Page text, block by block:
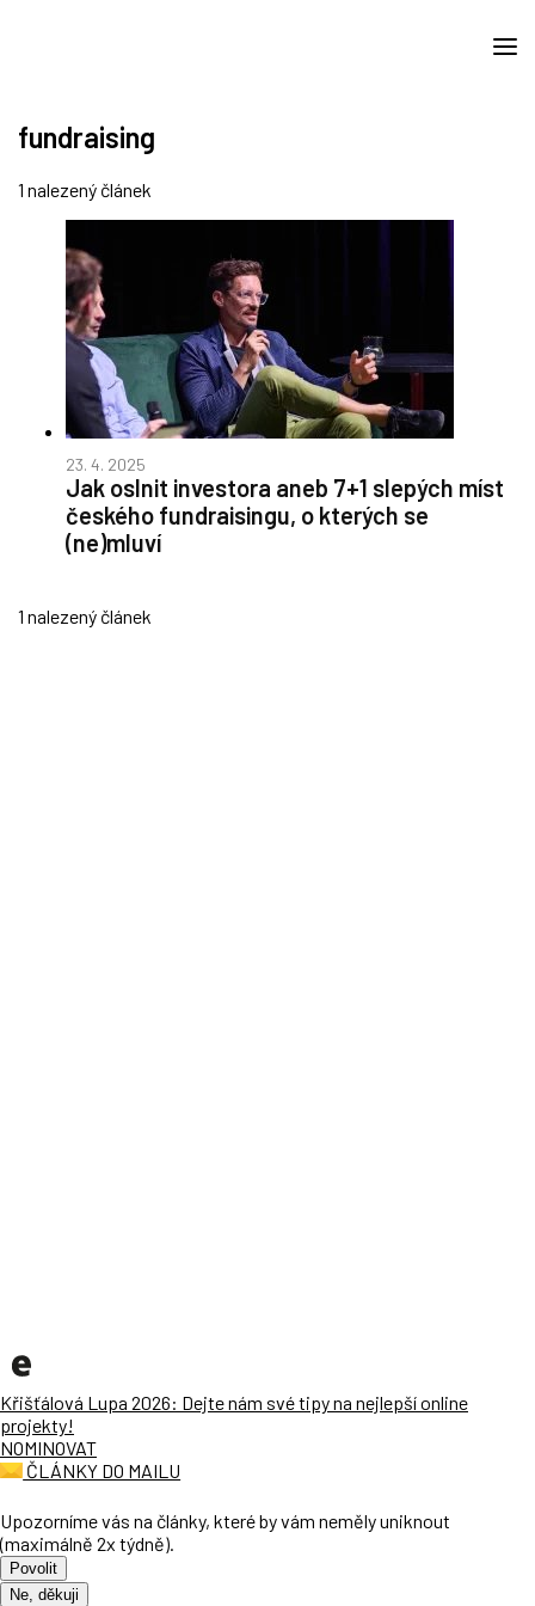
fundraising
1 nalezený článek
23. 4. 2025
Jak oslnit investora aneb 7+1 slepých míst
českého fundraisingu, o kterých se
(ne)mluví
1 nalezený článek
Křišťálová Lupa 2026: Dejte nám své tipy na nejlepší online
projekty!
NOMINOVAT
ČLÁNKY DO MAILU
Upozorníme vás na články, které by vám neměly uniknout
(maximálně 2x týdně).
Povolit
Ne, děkuji